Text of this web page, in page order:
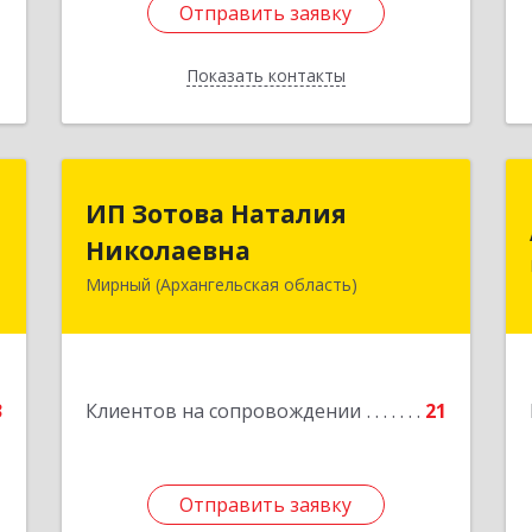
Отправить заявку
Показать контакты
Отправить заявку
Назад
ИП Зотова Наталия
Николаевна
Мирный (Архангельская область)
Клиентов на сопровождении 21
Отправить заявку
Николаевна
164170, г.Мирный, Архангельской
Отправить заявку